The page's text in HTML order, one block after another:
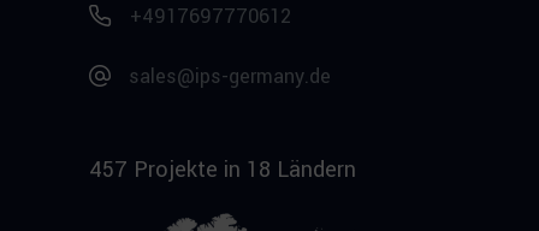
+4917697770612
sales@ips-germany.de
457 Projekte in 18 Ländern